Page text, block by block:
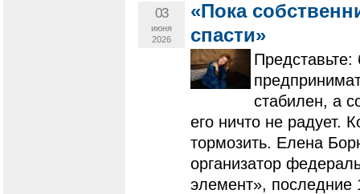
03
июня
2026
«Пока
спасти»
Представьте:
стабилен, а
его ничто не радует.
тормозить. Елена
организатор
элемент», последние